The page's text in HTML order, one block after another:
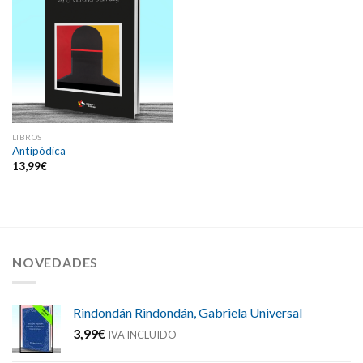
LIBROS
Antipódica
13,99€
NOVEDADES
Rindondán Rindondán, Gabriela Universal
3,99€ IVA INCLUIDO